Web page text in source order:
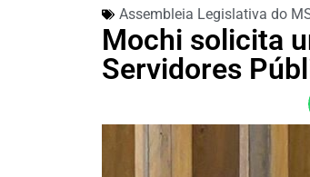
Assembleia Legislativa do
Mochi solicita
Servidores